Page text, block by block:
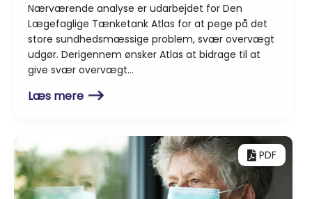
Nærværende analyse er udarbejdet for Den
Lægefaglige Tænketank Atlas for at pege på det
store sundhedsmæssige problem, svær overvægt
udgør. Derigennem ønsker Atlas at bidrage til at
give svær overvægt…
Læs mere
PDF